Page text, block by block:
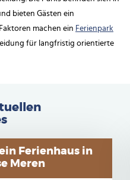
bieten Gästen ein
machen ein Ferienpark
für langfristig orientierte
Ferienhaus in
Meren